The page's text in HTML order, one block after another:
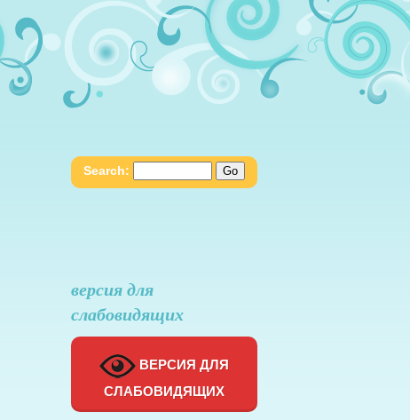
Search:
версия для
слабовидящих
ВЕРСИЯ ДЛЯ
СЛАБОВИДЯЩИХ